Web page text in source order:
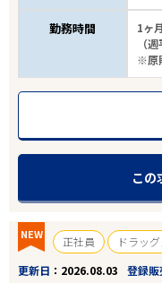
エリアで探す
福岡
福岡市博多区
勤務時間
1ヶ
（
※原
この
NEW 正社員
ドラッ
更新日
2026.08.03 登録